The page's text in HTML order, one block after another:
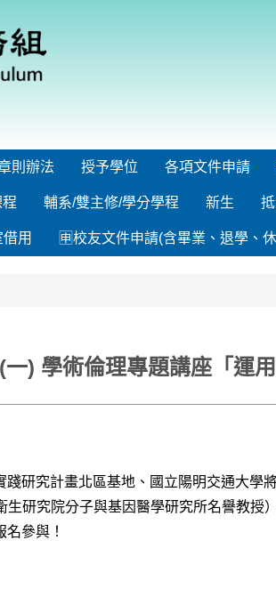
則辦法 授予學位 各項文件申請
輔系/雙主修/學分學程 新生
用 🈸校友文件申請(含畢業、退學、
) 學術倫理專題講座「運
研究計畫北區基地、國立陽明交通大學
生研究院分子與基因醫學研究所名譽教
參與！